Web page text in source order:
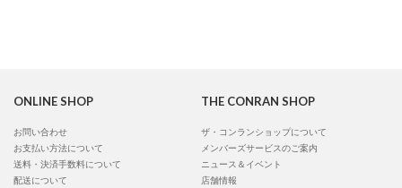
ONLINE SHOP
お問い合わせ
お支払い方法について
送料・決済手数料について
配送について
THE CONRAN SHOP
ザ・コンランショップについて
メンバーズサービスのご案内
ニュース＆イベント
店舗情報